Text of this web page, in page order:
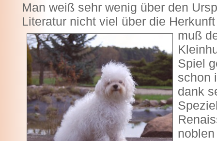
Man weiß sehr wenig über den
Literatur nicht viel über die
muß
Spiel
schon
dank